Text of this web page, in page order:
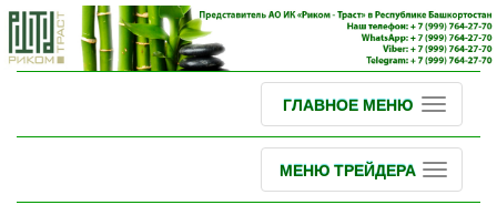
ГЛАВНОЕ МЕНЮ
МЕНЮ ТРЕЙДЕРА